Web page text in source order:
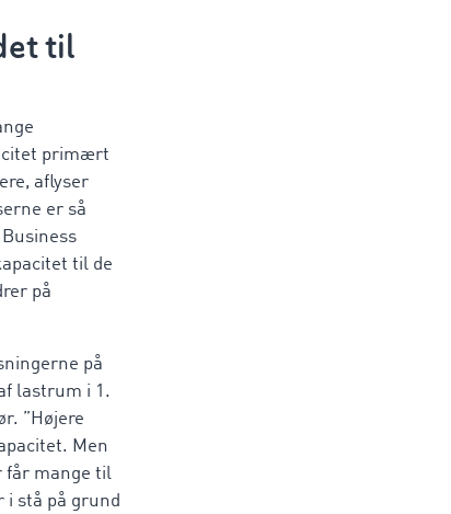
til
primært
aflyser
er så
til de
på
på
lastrum i 1.
”Højere
Men
får mange til
i stå på grund